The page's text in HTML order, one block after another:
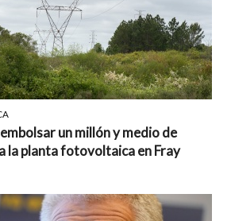
un millón y medio de
la planta fotovoltaica en Fray